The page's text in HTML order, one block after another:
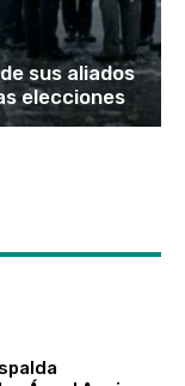
sus aliados
elecciones